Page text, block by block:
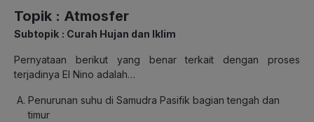
Topik : Atmosfer
Subtopik : Curah Hujan dan Iklim
Pernyataan berikut yang benar terkait dengan proses
terjadinya El Nino adalah…
Penurunan suhu di Samudra Pasifik bagian tengah dan
timur